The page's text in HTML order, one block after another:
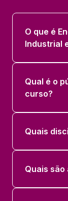
36 horas
MÁQ. E
50 horas
O que é
Industrial
Qual é o
curso?
Quais
Quais